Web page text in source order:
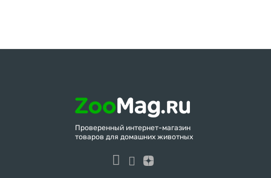
Проверенный интернет-магазин
товаров для домашних животных